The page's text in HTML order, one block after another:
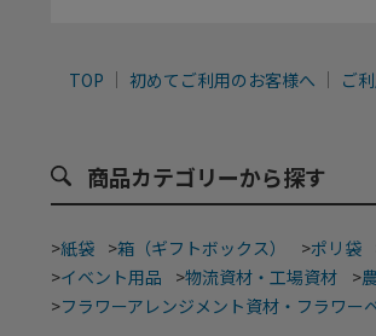
TOP 初めてご利用のお客様へ ご
商品カテゴリーから探す
>紙袋 >箱（ギフトボックス） >ポリ袋
>イベント用品 >物流資材・工場資材 >
>フラワーアレンジメント資材・フラワー